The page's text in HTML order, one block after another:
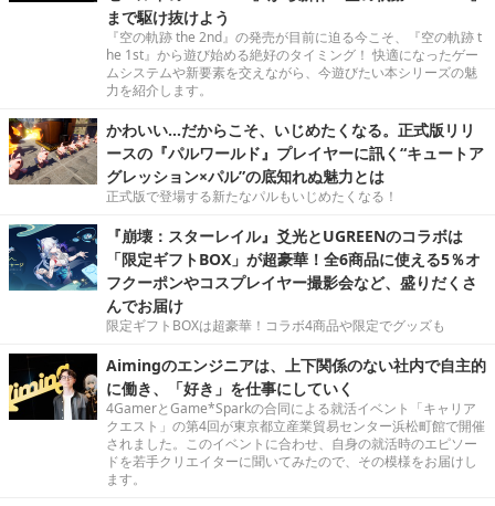
まで駆け抜けよう
『空の軌跡 the 2nd』の発売が目前に迫る今こそ、『空の軌跡 t
he 1st』から遊び始める絶好のタイミング！ 快適になったゲー
ムシステムや新要素を交えながら、今遊びたい本シリーズの魅
力を紹介します。
かわいい…だからこそ、いじめたくなる。正式版リリ
ースの『パルワールド』プレイヤーに訊く“キュートア
グレッション×パル”の底知れぬ魅力とは
正式版で登場する新たなパルもいじめたくなる！
『崩壊：スターレイル』爻光とUGREENのコラボは
「限定ギフトBOX」が超豪華！全6商品に使える5％オ
フクーポンやコスプレイヤー撮影会など、盛りだくさ
んでお届け
限定ギフトBOXは超豪華！コラボ4商品や限定でグッズも
Aimingのエンジニアは、上下関係のない社内で自主的
に働き、「好き」を仕事にしていく
4GamerとGame*Sparkの合同による就活イベント「キャリア
クエスト」の第4回が東京都立産業貿易センター浜松町館で開催
されました。このイベントに合わせ、自身の就活時のエピソー
ドを若手クリエイターに聞いてみたので、その模様をお届けし
ます。